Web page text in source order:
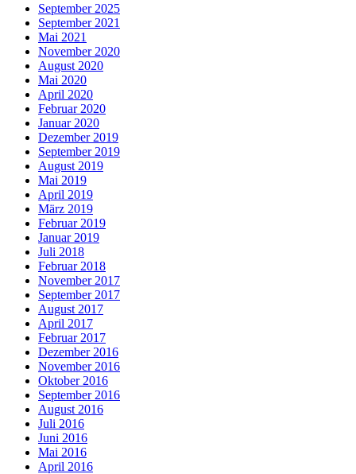
September 2025
September 2021
Mai 2021
November 2020
August 2020
Mai 2020
April 2020
Februar 2020
Januar 2020
Dezember 2019
September 2019
August 2019
Mai 2019
April 2019
März 2019
Februar 2019
Januar 2019
Juli 2018
Februar 2018
November 2017
September 2017
August 2017
April 2017
Februar 2017
Dezember 2016
November 2016
Oktober 2016
September 2016
August 2016
Juli 2016
Juni 2016
Mai 2016
April 2016